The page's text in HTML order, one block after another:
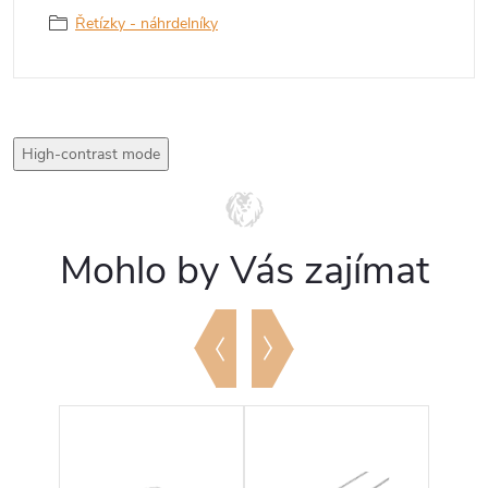
Řetízky - náhrdelníky
High-contrast mode
Mohlo by Vás zajímat